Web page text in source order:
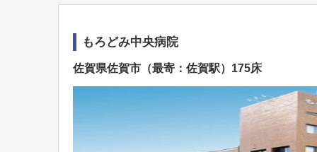
もろどみ中央病院
佐賀県佐賀市（最寄：佐賀駅）175床